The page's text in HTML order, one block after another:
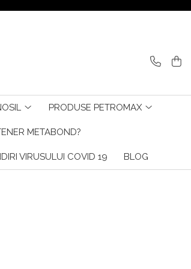
PRODUSE PETROMAX
METABOND?
VIRUSULUI COVID 19 BLOG